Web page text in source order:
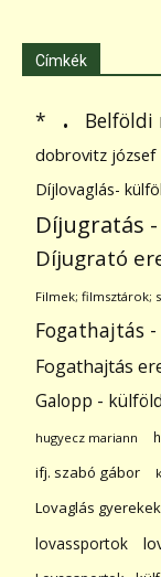
Címkék
* . Belföldi
dobrovitz józsef
Díjlovaglás-
Díjugratás
Díjugrató
Filmek; filmsztárok;
Fogathajtás
Fogathajtás
Galopp - külföld
hugyecz mariann
ifj. szabó gábor
Lovaglás
lovassportok